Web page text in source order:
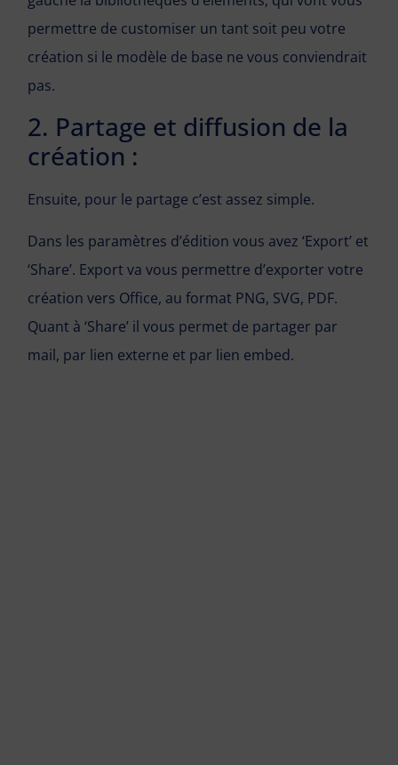
permettre de customiser un tant soit peu votre
création si le modèle de base ne vous conviendrait
pas.
2. Partage et diffusion de la
création :
Ensuite, pour le partage c’est assez simple.
Dans les paramètres d’édition vous avez ‘Export’ et
‘Share’. Export va vous permettre d’exporter votre
création vers Office, au format PNG, SVG, PDF.
Quant à ‘Share’ il vous permet de partager par
mail, par lien externe et par lien embed.